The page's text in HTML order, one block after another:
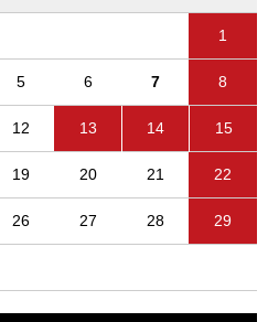
1
5 6 7 8
12 13 14 15
19 20 21 22
26 27 28 29